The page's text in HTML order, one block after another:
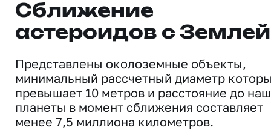
Сближение
астероидов с Землей
Представлены околоземные объекты,
минимальный рассчетный диаметр
превышает 10 метров и расстояние до
планеты в момент сближения составляет
менее 7,5 миллиона километров.